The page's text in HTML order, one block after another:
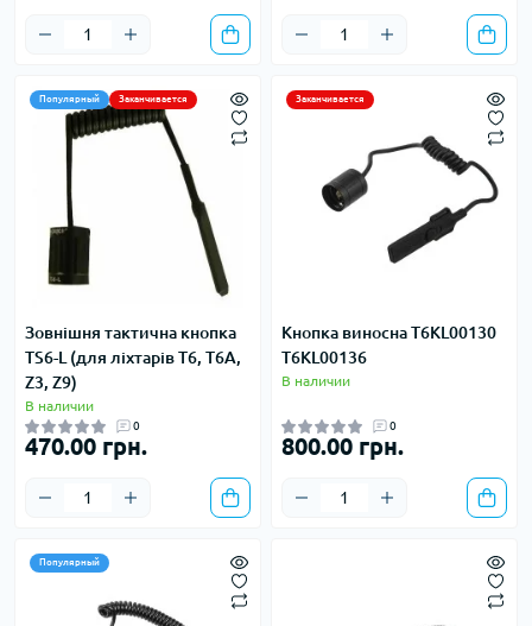
Популярный Заканчивается
Зовнішня тактична кнопка
TS6-L (для ліхтарів Т6, Т6А,
Z3, Z9)
В наличии
0
470.00 грн.
Заканчивается
Кнопка виносна T6KL00130
T6KL00136
В наличии
0
800.00 грн.
Популярный